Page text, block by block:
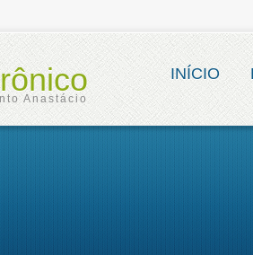
Anastácio
INÍCIO